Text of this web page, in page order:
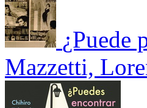
¿Puede
Mazzetti,